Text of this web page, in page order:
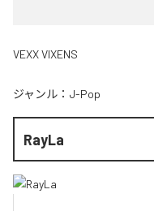
VEXX VIXENS
ジャンル： J-Pop
RayLa